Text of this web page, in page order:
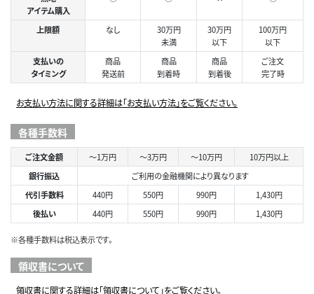
アイテム購入
上限額 なし
30万円
未満
30万円
以下
100万円
以下
支払いの
タイミング
商品
発送前
商品
到着時
商品
到着後
ご注文
完了時
お支払い方法に関する詳細は「お支払い方法」をご覧ください。
各種手数料
ご注文金額 ～1万円 ～3万円 ～10万円
10万円以上
銀行振込
ご利用の金融機関により異なります
代引手数料
440円 550円 990円
1,430円
後払い
440円 550円 990円 1,430円
※各種手数料は税込表示です。
領収書について
領収書に関する詳細は「領収書について」をご覧ください。